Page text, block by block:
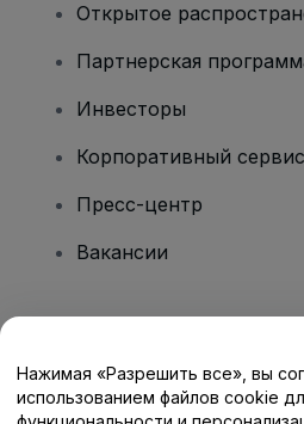
Открытое
Партнерская
Инвесторы
Корпоративный сервис
Пресс-центр
Вакансии
Центр помощи /
Нажимая «Разрешить все», вы
использованием файлов cookie